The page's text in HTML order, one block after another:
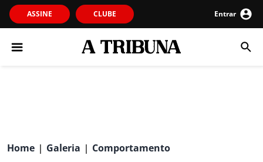
ASSINE CLUBE Entrar
Home | Galeria | Comportamento